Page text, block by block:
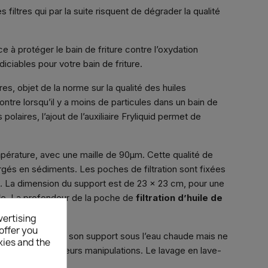
filtres qui par la suite risquent de dégrader la qualité
à protéger le bain de friture contre l’oxydation
pour votre bain de friture.
objet de la norme sur la qualité des huiles
lorsqu’il y a moins de particules dans un bain de
l’ajout de l’auxiliaire Fryliquid permet de
avec une maille de 90µm. Cette qualité de
en sédiments. Les poches de filtration sont fixées
dimension du support est de 23 x 23 cm, pour une
La profondeur de la poche de filtration d’huile de
filtration avec son support sous l’eau chaude mais ne
après plusieurs manipulations. Le lavage en lave-
×
you
and the